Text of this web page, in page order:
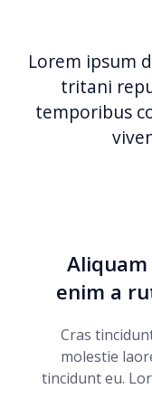
Lorem ipsum
tritani
temporibus
enim a
Cras
molestie
tincidunt eu.